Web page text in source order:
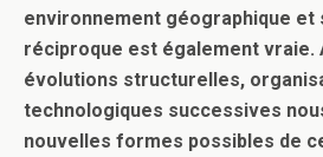
environnement géographique et
réciproque est également vraie.
évolutions structurelles,
technologiques successives
nouvelles formes possibles de